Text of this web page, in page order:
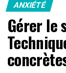
ANXIÉTÉ
Gérer le